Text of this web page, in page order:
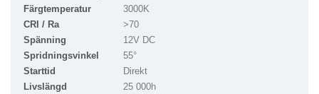
Färgtemperatur
3000K
CRI / Ra
>70
Spänning
12V DC
Spridningsvinkel
55°
Starttid
Direkt
Livslängd
25 000h